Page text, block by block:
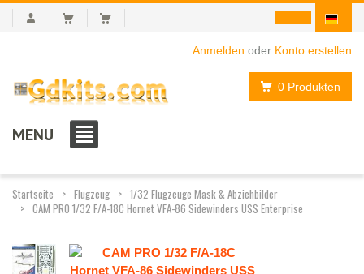
Anmelden oder Konto erstellen
0 Produkten
MENU
Startseite Flugzeug
1/32 Flugzeuge Mask & Abziehbilder
CAM PRO 1/32 F/A-18C Hornet VFA-86 Sidewinders USS Enterprise